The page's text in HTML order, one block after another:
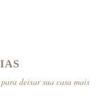
deixar sua casa mais